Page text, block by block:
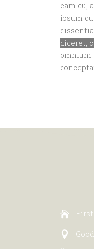
eam cu,
ipsum
diceret,
omnium
First